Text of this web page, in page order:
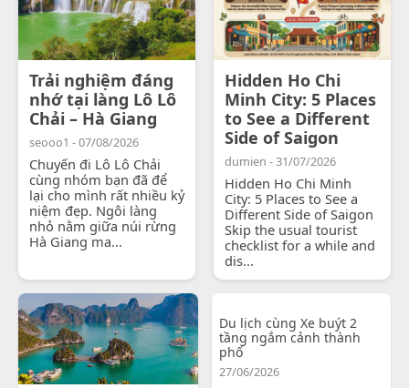
Trải nghiệm đáng
nhớ tại làng Lô Lô
Chải – Hà Giang
seooo1 - 07/08/2026
Chuyến đi Lô Lô Chải
cùng nhóm bạn đã để
lại cho mình rất nhiều kỷ
niệm đẹp. Ngôi làng
nhỏ nằm giữa núi rừng
Hà Giang ma...
Hidden Ho Chi
Minh City: 5 Places
to See a Different
Side of Saigon
dumien - 31/07/2026
Hidden Ho Chi Minh
City: 5 Places to See a
Different Side of Saigon
Skip the usual tourist
checklist for a while and
dis...
Du lịch cùng Xe buýt 2
tầng ngắm cảnh thành
phố
27/06/2026